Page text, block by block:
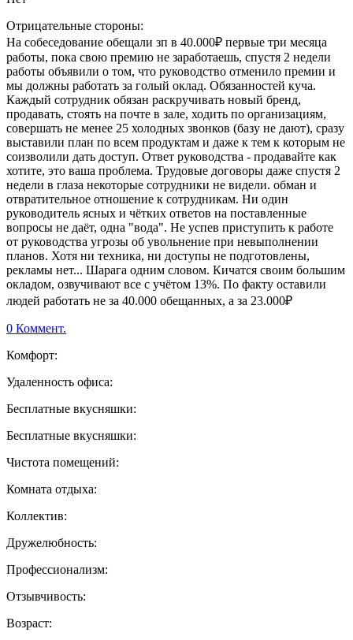
Отрицательные стороны:
На собеседование обещали зп в 40.000₽ первые три месяца
работы, пока свою премию не заработаешь, спустя 2 недели
работы объявили о том, что руководство отменило премии и
мы должны работать за голый оклад. Обязанностей куча.
Каждый сотрудник обязан раскручивать новый бренд,
продавать, стоять на почте в зале, ходить по организациям,
совершать не менее 25 холодных звонков (базу не дают), сразу
выставили план по всем продуктам и даже к тем к которым не
соизволили дать доступ. Ответ руководства - продавайте как
хотите, это ваша проблема. Трудовые договоры даже спустя 2
недели в глаза некоторые сотрудники не видели. обман и
отвратительное отношение к сотрудникам. Ни один
руководитель ясных и чётких ответов на поставленные
вопросы не даёт, одна "вода". Не успев приступить к работе
от руководства угрозы об увольнение при невыполнении
планов. Хотя ни техника, ни доступы не подготовлены,
рекламы нет... Шарага одним словом. Кичатся своим большим
окладом, озвучивают все с учётом 13%. По факту оставили
людей работать не за 40.000 обещанных, а за 23.000₽
0 Коммент.
Комфорт:
Удаленность офиса:
Бесплатные вкусняшки:
Бесплатные вкусняшки:
Чистота помещений:
Комната отдыха:
Коллектив:
Дружелюбность:
Профессионализм:
Отзывчивость:
Возраст: